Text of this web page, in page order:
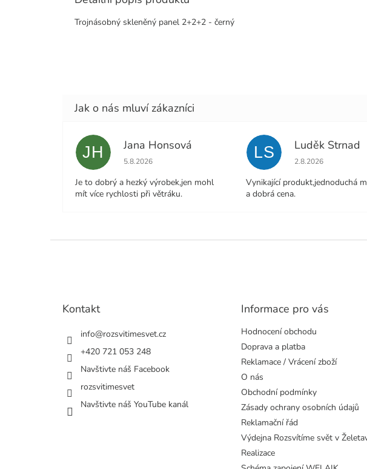
Trojnásobný skleněný panel 2+2+2 - černý
JH Jana Honsová
Hodnocení obchodu je 5 z 5 hvězdiček.
5.8.2026
Je to dobrý a hezký výrobek,jen mohl
mít více rychlosti při větráku.
LS Luděk Strnad
Hodnocení
2.8.2026
Vynikající produkt,jednoduchá
a dobrá cena.
Kontakt
info@rozsvitimesvet.cz
+420 721 053 248
Navštivte náš Facebook
rozsvitimesvet
Navštivte náš YouTube kanál
Informace pro vás
Hodnocení obchodu
Doprava a platba
Reklamace / Vrácení zboží
O nás
Obchodní podmínky
Zásady ochrany osobních údajů
Reklamační řád
Výdejna Rozsvítíme svět v
Realizace